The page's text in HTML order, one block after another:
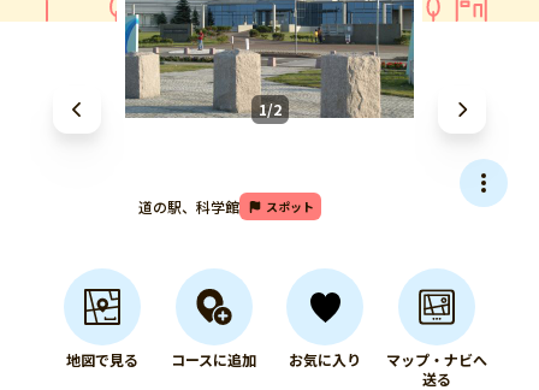
1/2
道の駅、科学館 スポット
地図で見る コースに追加 お気に入り
マップ・ナビへ
送る